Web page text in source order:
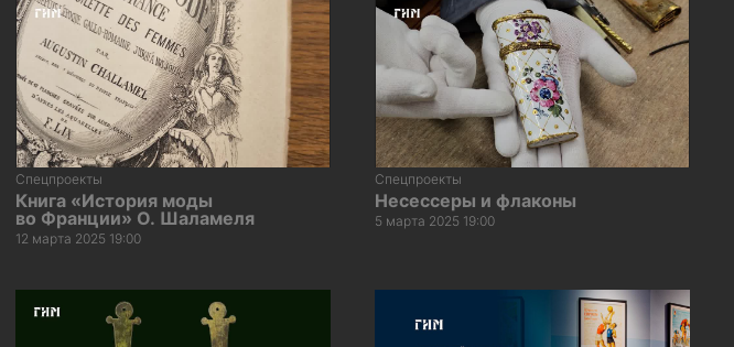
Спецпроекты
Книга «История моды
во Франции» О. Шаламеля
12 марта 2025 19:00
Спецпроекты
Несессеры и флаконы
5 марта 2025 19:00